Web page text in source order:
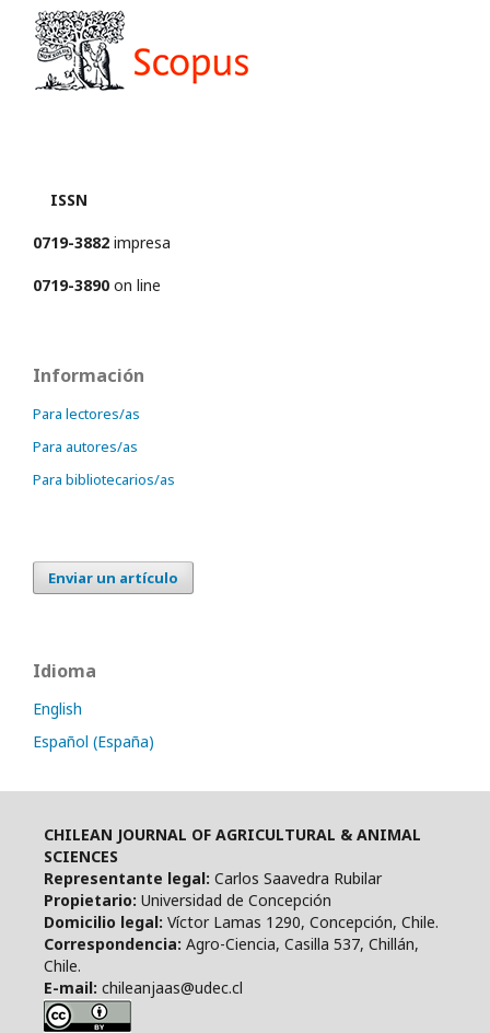
ISSN
0719-3882 impresa
0719-3890 on line
Información
Para lectores/as
Para autores/as
Para bibliotecarios/as
Enviar un artículo
Idioma
English
Español (España)
CHILEAN JOURNAL OF AGRICULTURAL & ANIMAL
SCIENCES
Representante legal: Carlos Saavedra Rubilar
Propietario: Universidad de Concepción
Domicilio legal: Víctor Lamas 1290, Concepción, Chile.
Correspondencia: Agro-Ciencia, Casilla 537, Chillán,
Chile.
E-mail: chileanjaas@udec.cl